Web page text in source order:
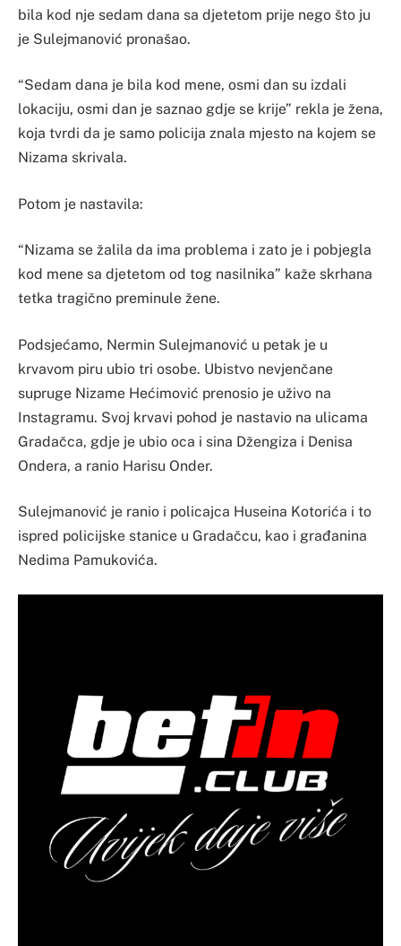
bila kod nje sedam dana sa djetetom prije nego što ju
je Sulejmanović pronašao.
“Sedam dana je bila kod mene, osmi dan su izdali
lokaciju, osmi dan je saznao gdje se krije” rekla je žena,
koja tvrdi da je samo policija znala mjesto na kojem se
Nizama skrivala.
Potom je nastavila:
“Nizama se žalila da ima problema i zato je i pobjegla
kod mene sa djetetom od tog nasilnika” kaže skrhana
tetka tragično preminule žene.
Podsjećamo, Nermin Sulejmanović u petak je u
krvavom piru ubio tri osobe. Ubistvo nevjenčane
supruge Nizame Hećimović prenosio je uživo na
Instagramu. Svoj krvavi pohod je nastavio na ulicama
Gradačca, gdje je ubio oca i sina Džengiza i Denisa
Ondera, a ranio Harisu Onder.
Sulejmanović je ranio i policajca Huseina Kotorića i to
ispred policijske stanice u Gradačcu, kao i građanina
Nedima Pamukovića.